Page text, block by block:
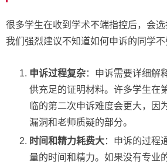
很多学生在收到学术不端指控后，会选
我们强烈建议不知道如何申诉的同学不
申诉过程复杂：申诉需要详细解
供充足的证明材料。许多学生在
临的第二次申诉难度会更大，因
漏洞和老师质疑的部分。
时间和精力耗费大：申诉的过程
量的时间和精力。如果没有专业